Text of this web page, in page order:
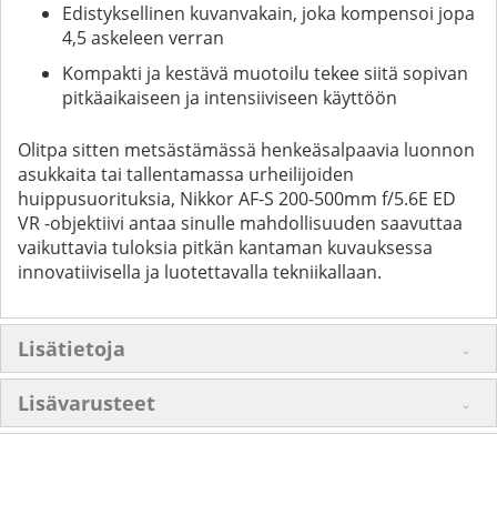
Edistyksellinen kuvanvakain, joka kompensoi jopa
4,5 askeleen verran
Kompakti ja kestävä muotoilu tekee siitä sopivan
pitkäaikaiseen ja intensiiviseen käyttöön
Olitpa sitten metsästämässä henkeäsalpaavia luonnon
asukkaita tai tallentamassa urheilijoiden
huippusuorituksia, Nikkor AF-S 200-500mm f/5.6E ED
VR -objektiivi antaa sinulle mahdollisuuden saavuttaa
vaikuttavia tuloksia pitkän kantaman kuvauksessa
innovatiivisella ja luotettavalla tekniikallaan.
Lisätietoja
Lisävarusteet